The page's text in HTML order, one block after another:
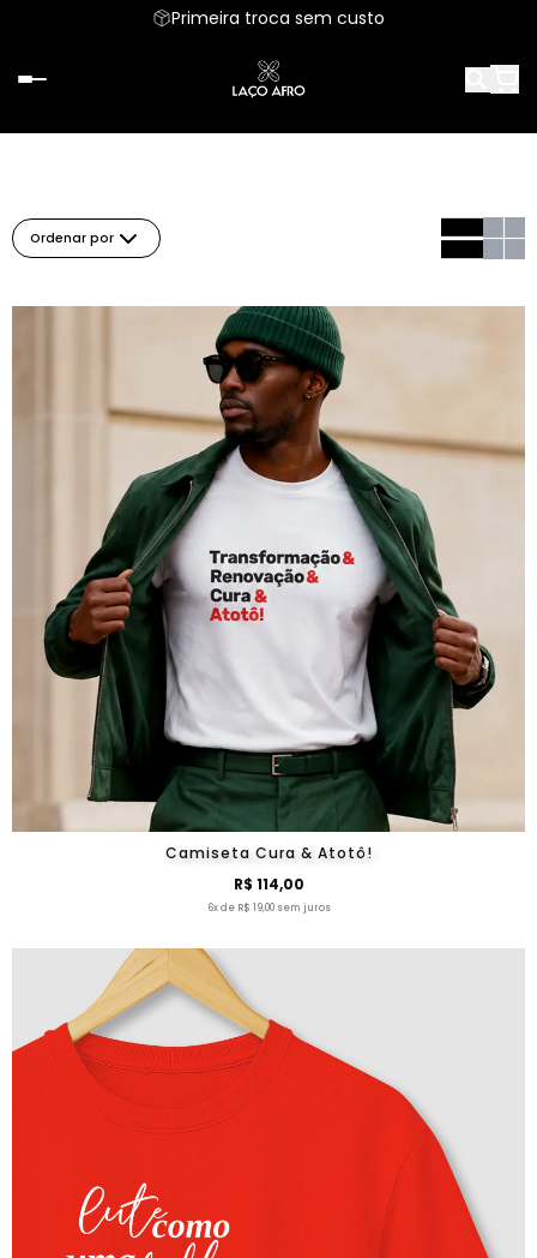
Primeira troca sem custo
Ordenar por
Camiseta Cura & Atotô!
R$ 114,00
6x de R$ 19,00 sem juros